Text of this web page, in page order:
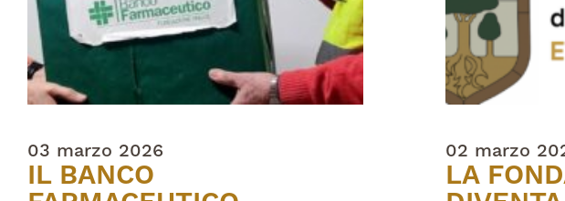
03 marzo 2026
IL BANCO
02 marzo
LA